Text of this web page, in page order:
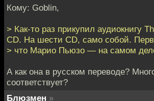
Кому: Goblin,
> Как-то раз прикупил аудиокнигу
CD. На шести CD, само собой.
> что Марио Пьюзо — на самом
А как она в русском переводе?
соответствует?
Блюзмен »